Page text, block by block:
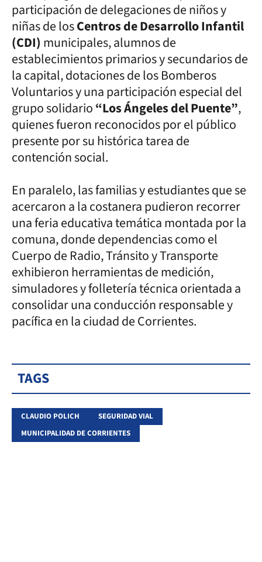
participación de delegaciones de niños y
niñas de losCentros de Desarrollo Infantil
(CDI) municipales, alumnos de
establecimientos primarios y secundarios de
la capital, dotaciones de los Bomberos
Voluntarios y una participación especial del
grupo solidario“Los Ángeles del Puente”,
quienes fueron reconocidos por el público
presente por su histórica tarea de
contención social.
En paralelo, las familias y estudiantes que se
acercaron a la costanera pudieron recorrer
una feria educativa temática montada por la
comuna, donde dependencias como el
Cuerpo de Radio, Tránsito y Transporte
exhibieron herramientas de medición,
simuladores y folletería técnica orientada a
consolidar una conducción responsable y
pacífica en la ciudad de Corrientes.
TAGS
CLAUDIO POLICH
SEGURIDAD VIAL
MUNICIPALIDAD DE CORRIENTES